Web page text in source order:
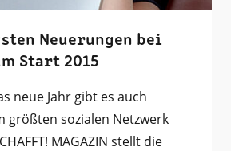
Neuerungen bei
Start 2015
neue Jahr gibt es auch
größten sozialen Netzwerk
MAGAZIN stellt die